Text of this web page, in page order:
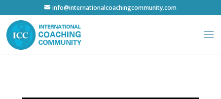
info@internationalcoachingcommunity.com